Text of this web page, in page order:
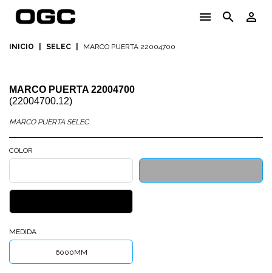
menu search person_outline
INICIO SELEC MARCO PUERTA 22004700
MARCO PUERTA 22004700
(22004700.12)
MARCO PUERTA SELEC
COLOR
MEDIDA
6000MM